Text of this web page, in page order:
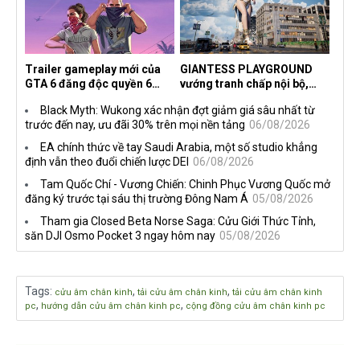
Trailer gameplay mới của
GTA 6 đăng độc quyền 6
đang quá tham?
GIANTESS PLAYGROUND
vướng tranh chấp nội bộ,
ngầm chiếm đoạt doanh thu
Black Myth: Wukong xác nhận đợt giảm giá sâu nhất từ
trước đến nay, ưu đãi 30% trên mọi nền tảng 06/08/2026
EA chính thức về tay Saudi Arabia, một số studio khẳng
định vẫn theo đuổi chiến lược DEI 06/08/2026
Tam Quốc Chí - Vương Chiến: Chinh Phục Vương Quốc mở
đăng ký trước tại sáu thị trường Đông Nam Á 05/08/2026
Tham gia Closed Beta Norse Saga: Cửu Giới Thức Tỉnh,
săn DJI Osmo Pocket 3 ngay hôm nay 05/08/2026
Tags: cửu âm chân kinh, tải cửu âm chân kinh, tải cửu âm chân kinh
pc, hướng dẫn cửu âm chân kinh pc, cộng đồng cửu âm chân kinh pc